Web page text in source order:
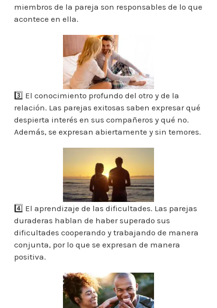
miembros de la pareja son responsables de lo que
acontece en ella.
3️⃣ El conocimiento profundo del otro y de la
relación. Las parejas exitosas saben expresar qué
despierta interés en sus compañeros y qué no.
Además, se expresan abiertamente y sin temores.
4️⃣ El aprendizaje de las dificultades. Las parejas
duraderas hablan de haber superado sus
dificultades cooperando y trabajando de manera
conjunta, por lo que se expresan de manera
positiva.